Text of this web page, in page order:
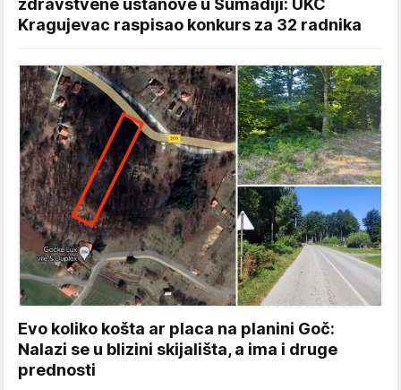
zdravstvene ustanove u Šumadiji: UKC
Kragujevac raspisao konkurs za 32 radnika
Evo koliko košta ar placa na planini Goč:
Nalazi se u blizini skijališta, a ima i druge
prednosti